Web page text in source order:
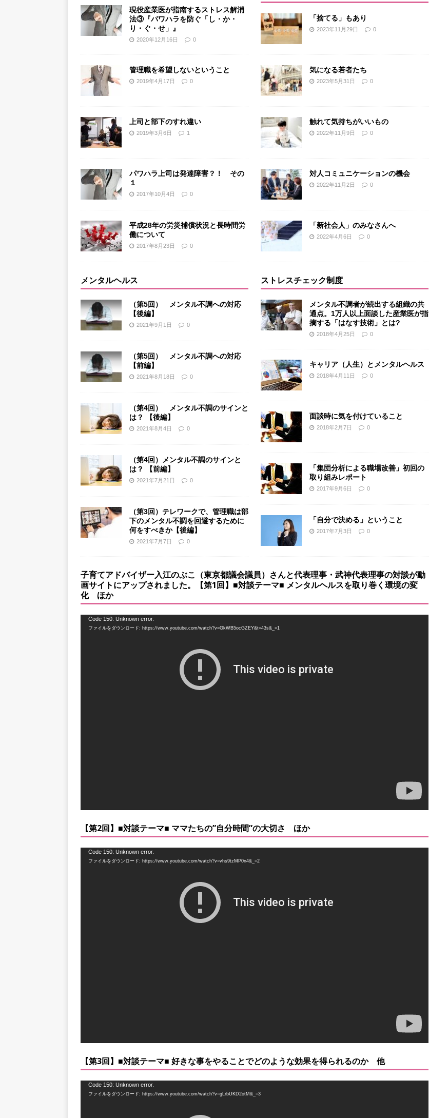
現役産業医が指南するストレス解消
法③『パワハラを防ぐ「し・か・
り・ぐ・せ」』
2020年12月16日 0
管理職を希望しないということ
2019年4月17日 0
上司と部下のすれ違い
2019年3月6日 1
パワハラ上司は発達障害？！ その
１
2017年10月4日 0
平成28年の労災補償状況と長時間労
働について
2017年8月23日 0
メンタルヘルス
（第5回） メンタル不調への対応
【後編】
2021年9月1日 0
（第5回） メンタル不調への対応
【前編】
2021年8月18日 0
（第4回） メンタル不調のサインと
は？ 【後編】
2021年8月4日 0
（第4回）メンタル不調のサインと
は？ 【前編】
2021年7月21日 0
（第3回）テレワークで、管理職は部
下のメンタル不調を回避するために
何をすべきか【後編】
2021年7月7日 0
「捨てる」もあり
2023年11月29日 0
気になる若者たち
2023年5月31日 0
触れて気持ちがいいもの
2022年11月9日 0
対人コミュニケーションの機会
2022年11月2日 0
「新社会人」のみなさんへ
2022年4月6日 0
ストレスチェック制度
メンタル不調者が続出する組織の共
通点。1万人以上面談した産業医が指
摘する「はなす技術」とは?
2018年4月25日 0
キャリア（人生）とメンタルヘルス
2018年4月11日 0
面談時に気を付けていること
2018年2月7日 0
「集団分析による職場改善」初回の
取り組みレポート
2017年9月6日 0
「自分で決める」ということ
2017年7月3日 0
子育てアドバイザー入江のぶこ（東京都議会議員）さんと代表理事・武神代表理事の対談が動
画サイトにアップされました。【第1回】■対談テーマ■ メンタルヘルスを取り巻く環境の変
化 ほか
Code 150: Unknown error.
ファイルをダウンロード: https://www.youtube.com/watch?v=GkWB5ocGZEY&t=43s&_=1
【第2回】■対談テーマ■ ママたちの”自分時間”の大切さ ほか
Code 150: Unknown error.
ファイルをダウンロード: https://www.youtube.com/watch?v=vhs9tzMP0n4&_=2
【第3回】■対談テーマ■ 好きな事をやることでどのような効果を得られるのか 他
Code 150: Unknown error.
ファイルをダウンロード: https://www.youtube.com/watch?v=gLrbUKD2otM&_=3